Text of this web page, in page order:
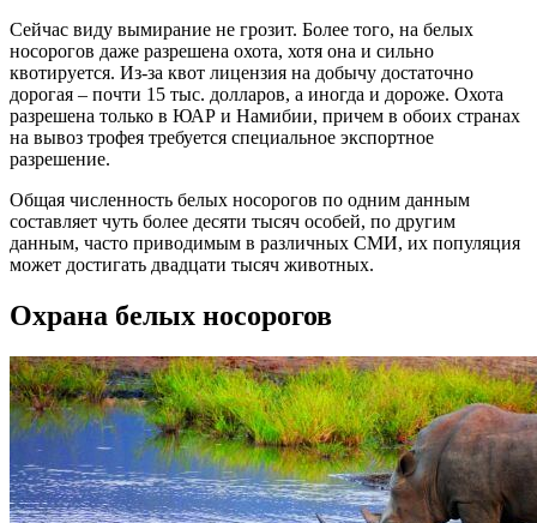
Сейчас виду вымирание не грозит. Более того, на белых
носорогов даже разрешена охота, хотя она и сильно
квотируется. Из-за квот лицензия на добычу достаточно
дорогая – почти 15 тыс. долларов, а иногда и дороже. Охота
разрешена только в ЮАР и Намибии, причем в обоих странах
на вывоз трофея требуется специальное экспортное
разрешение.
Общая численность белых носорогов по одним данным
составляет чуть более десяти тысяч особей, по другим
данным, часто приводимым в различных СМИ, их популяция
может достигать двадцати тысяч животных.
Охрана белых носорогов